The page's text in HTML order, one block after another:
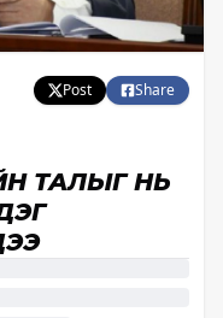
Post
Share
ТАЛЫГ НЬ